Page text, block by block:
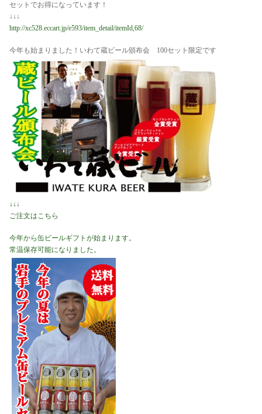
セットでお得になっています！
↓↓↓
http://xc528.eccart.jp/e593/item_detail/itemId,68/
今年も始まりました！いわて蔵ビール頒布会 100セット限定です
↓↓↓
ご注文はこちら
今年から缶ビールギフトが始まります。
常温保存可能になりました。